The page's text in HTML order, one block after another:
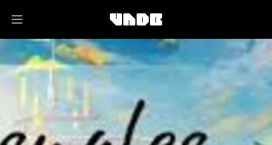
Open main menu